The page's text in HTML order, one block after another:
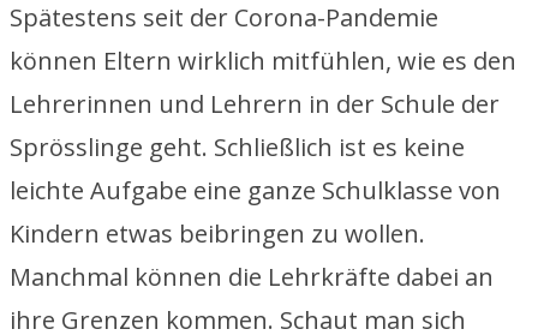
Spätestens seit der Corona-Pandemie
können Eltern wirklich mitfühlen, wie es den
Lehrerinnen und Lehrern in der Schule der
Sprösslinge geht. Schließlich ist es keine
leichte Aufgabe eine ganze Schulklasse von
Kindern etwas beibringen zu wollen.
Manchmal können die Lehrkräfte dabei an
ihre Grenzen kommen. Schaut man sich